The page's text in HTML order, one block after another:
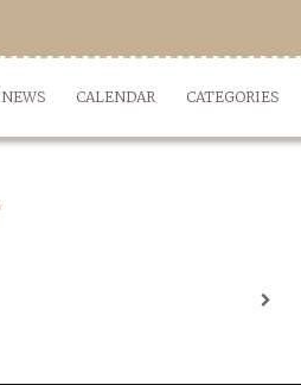
NEWS CALENDAR CATEGORIES